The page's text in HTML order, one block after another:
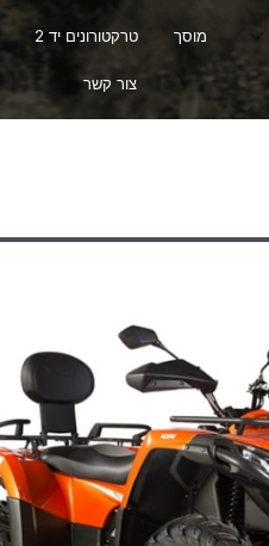
מוסך טרקטורונים יד 2
צור קשר